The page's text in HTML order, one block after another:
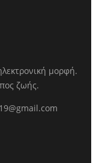
μορφή.
ζωής.